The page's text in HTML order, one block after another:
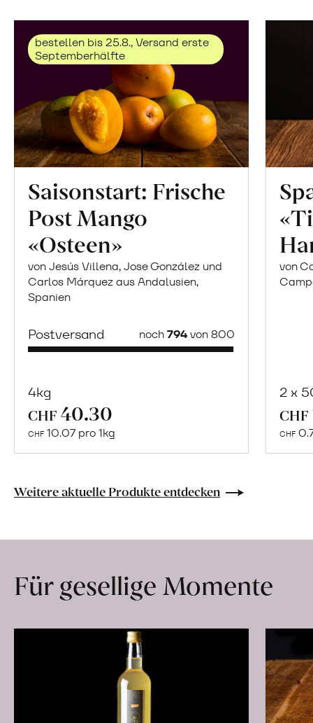
bestellen bis 25.8., Versand erste
Septemberhälfte
Saisonstart: Frische
Post Mango
«Osteen»
von Jesús Villena, Jose González und
Carlos Márquez aus Andalusien,
Spanien
Postversand noch794von 800
4kg
CHF 40.30
CHF 10.07 pro 1kg
Naturbelassene
Lebensmittel
Hof
erfahren
von
2 x
CHF
CHF
Weitere aktuelle Produkte entdecken
Für gesellige Momente